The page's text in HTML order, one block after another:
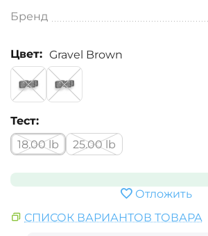
Бренд
Цвет: Gravel Brown
Тест:
18.00 lb
25.00 lb
Отложить
СПИСОК ВАРИАНТОВ ТОВАРА